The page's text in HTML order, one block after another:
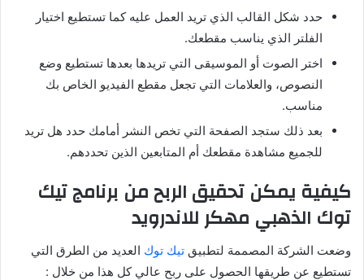
حدد شكل القالب الذي تريد العمل عليه كما تستطيع اختيار
الفلتر الذي يناسب مقطعك.
اختر الصوت أو الموسيقى التي تريدها بعدها تستطيع وضع
النصوص، والعلامات التي تجعل مقطع الفيديو الخاص بك
مناسب.
بعد ذلك ستجد الصفحة التي تخص النشر أمامك حدد هل تريد
للجميع مشاهدة مقطعك أم المتابعين الذين تحددهم.
كيفية يمكنتحقيقالربحمن برنامجتيك
توك الذهبي مهكر للاندرويد
وضعت الشركة المصممة لتطبيق تيك توك العديد من الطرق التي
تستطيع عن طريقها الحصول على ربح عالي كل هذا من خلال :